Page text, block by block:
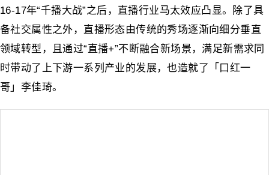
16-17年“千播大战”之后，直播行业马太效应凸显。除了具
备社交属性之外，直播形态由传统的秀场逐渐向细分垂直
领域转型，且通过“直播+”不断融合新场景，满足新需求同
时带动了上下游一系列产业的发展，也造就了「口红一
哥」李佳琦。